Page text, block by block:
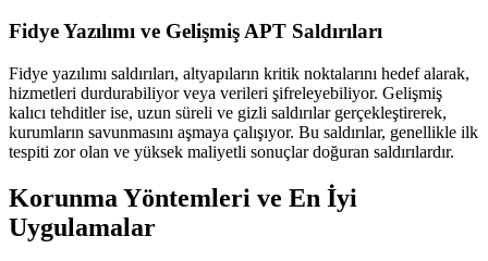
Fidye Yazılımı ve Gelişmiş APT Saldırıları
Fidye yazılımı saldırıları, altyapıların kritik noktalarını hedef alarak,
hizmetleri durdurabiliyor veya verileri şifreleyebiliyor. Gelişmiş
kalıcı tehditler ise, uzun süreli ve gizli saldırılar gerçekleştirerek,
kurumların savunmasını aşmaya çalışıyor. Bu saldırılar, genellikle ilk
tespiti zor olan ve yüksek maliyetli sonuçlar doğuran saldırılardır.
Korunma Yöntemleri ve En İyi
Uygulamalar